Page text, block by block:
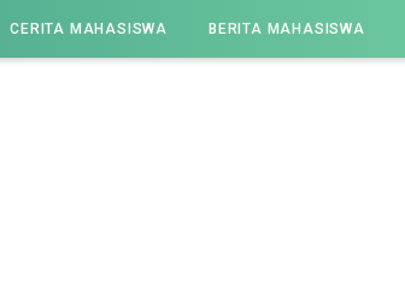
CERITA MAHASISWA BERITA MAHASISWA